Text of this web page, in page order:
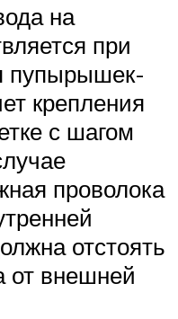
на
при
крепления
с шагом
проволока
отстоять
от внешней